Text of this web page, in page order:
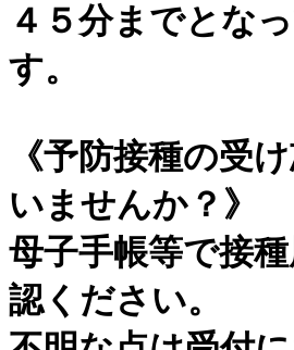
４５分までとな
す。
《予防接種の受
いませんか？》
母子手帳等で接
認ください。